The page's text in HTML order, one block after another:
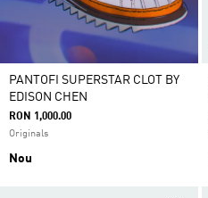
PANTOFI SUPERSTAR CLOT BY
EDISON CHEN
RON 1,000.00
Originals
Nou